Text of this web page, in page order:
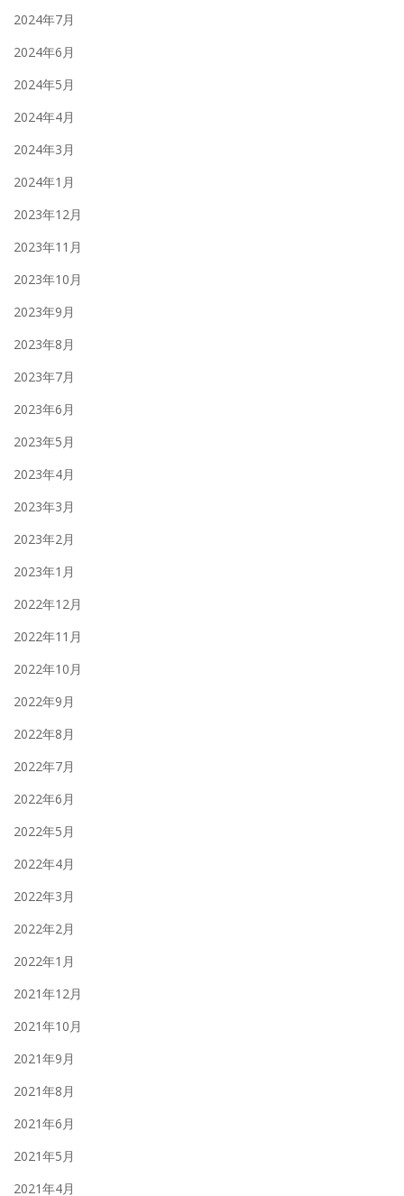
2024年7月
2024年6月
2024年5月
2024年4月
2024年3月
2024年1月
2023年12月
2023年11月
2023年10月
2023年9月
2023年8月
2023年7月
2023年6月
2023年5月
2023年4月
2023年3月
2023年2月
2023年1月
2022年12月
2022年11月
2022年10月
2022年9月
2022年8月
2022年7月
2022年6月
2022年5月
2022年4月
2022年3月
2022年2月
2022年1月
2021年12月
2021年10月
2021年9月
2021年8月
2021年6月
2021年5月
2021年4月